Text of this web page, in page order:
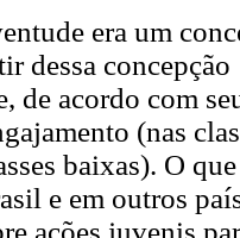
era um
dessa
de acordo com
(nas
baixas). O
e em outros